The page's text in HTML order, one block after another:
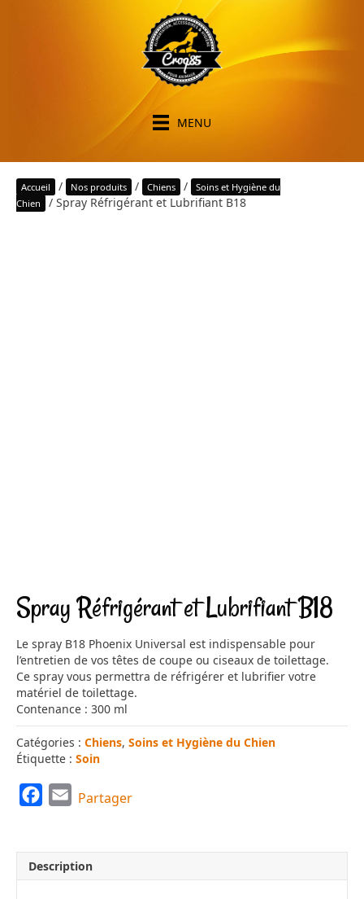
MENU
Accueil / Nos produits / Chiens /
Soins et Hygiène du
Chien
/ Spray Réfrigérant et Lubrifiant B18
Spray Réfrigérant et Lubrifiant B18
Le spray B18 Phoenix Universal est indispensable pour
l’entretien de vos têtes de coupe ou ciseaux de toilettage.
Ce spray vous permettra de réfrigérer et lubrifier votre
matériel de toilettage.
Contenance : 300 ml
Catégories : Chiens, Soins et Hygiène du Chien
Étiquette : Soin
e
b
i
l
Partager
Description